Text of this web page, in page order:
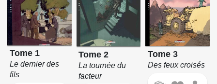
Tome 1
Le dernier des
fils
Tome 2
La tournée du
facteur
Tome 3
Des feux croisés